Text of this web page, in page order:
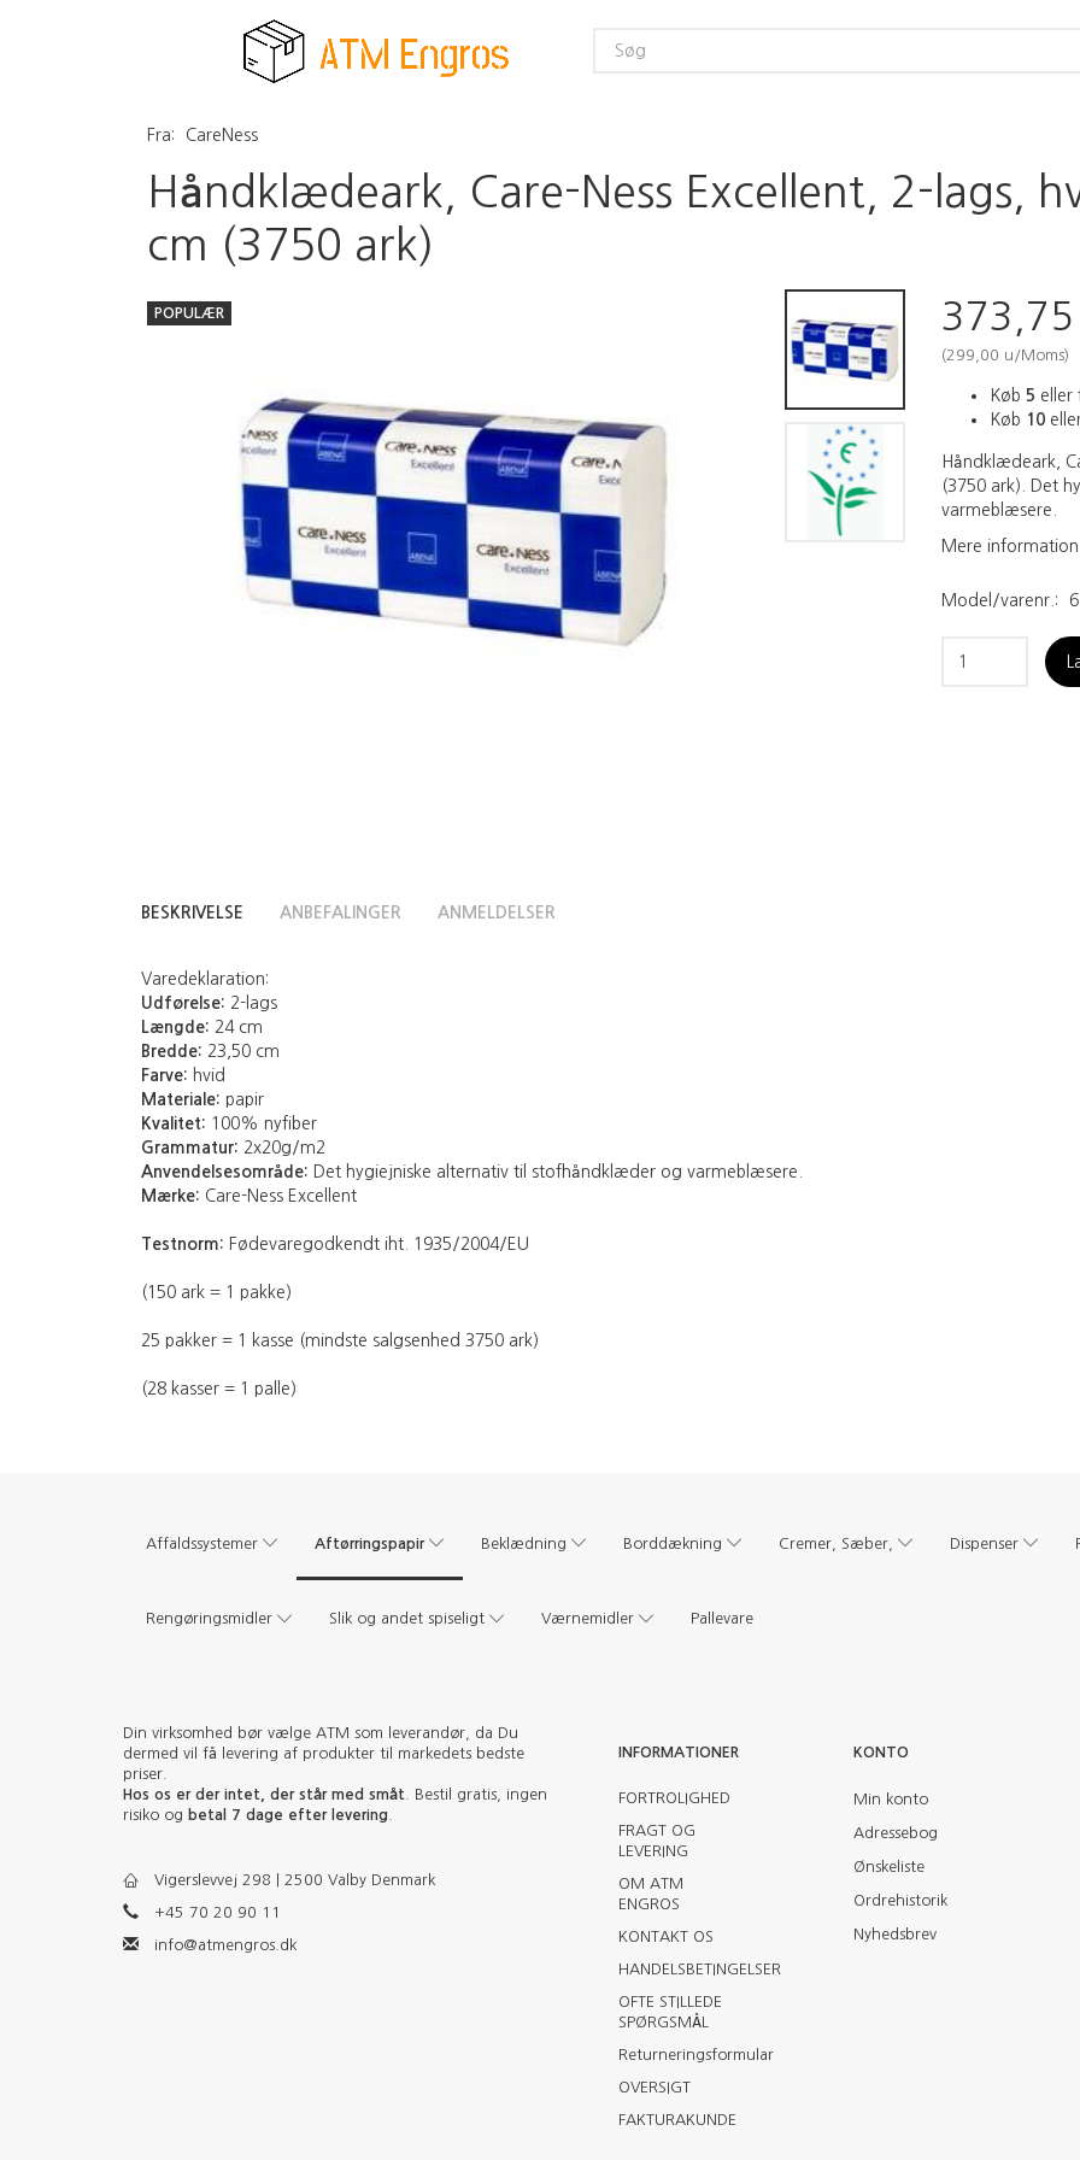
Fra: CareNess
Håndklædeark, Care-Ness Excellent, 2-lags,
cm (3750 ark)
POPULÆR 373,75
(299,00 u/Moms)
Køb 5 eller
Køb 10
Håndklædeark,
(3750 ark). Det
varmeblæsere.
Mere information
Model/varenr.:
BESKRIVELSE ANBEFALINGER ANMELDELSER
Varedeklaration:
Udførelse: 2-lags
Længde: 24 cm
Bredde: 23,50 cm
Farve: hvid
Materiale: papir
Kvalitet: 100% nyfiber
Grammatur: 2x20g/m2
Anvendelsesområde: Det hygiejniske alternativ til stofhåndklæder og varmeblæsere.
Mærke: Care-Ness Excellent
Testnorm: Fødevaregodkendt iht. 1935/2004/EU
(150 ark = 1 pakke)
25 pakker = 1 kasse (mindste salgsenhed 3750 ark)
(28 kasser = 1 palle)
Affaldssystemer Aftørringspapir Beklædning Borddækning Cremer, Sæber, Dispenser
Rengøringsmidler Slik og andet spiseligt Værnemidler Pallevare
Din virksomhed bør vælge ATM som leverandør, da Du
dermed vil få levering af produkter til markedets bedste
priser.
Hos os er der intet, der står med småt . Bestil gratis, ingen
risiko og betal 7 dage efter levering
Vigerslevvej 298 | 2500 Valby Denmark
+45 70 20 90 11
info@atmengros.dk
INFORMATIONER
FORTROLIGHED
FRAGT OG
LEVERING
OM ATM
ENGROS
KONTAKT OS
HANDELSBETINGELSER
OFTE STILLEDE
SPØRGSMÅL
Returneringsformular
OVERSIGT
FAKTURAKUNDE
KONTO
Min konto
Adressebog
Ønskeliste
Ordrehistorik
Nyhedsbrev